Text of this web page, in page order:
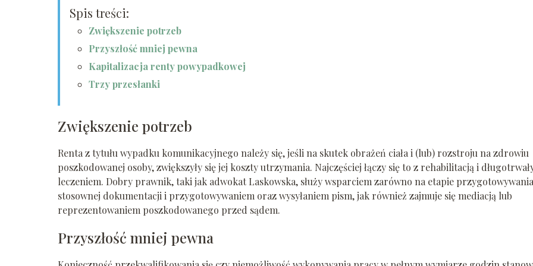
Spis treści:
Zwiększenie potrzeb
Przyszłość mniej pewna
Kapitalizacja renty powypadkowej
Trzy przesłanki
Zwiększenie potrzeb
Renta z tytułu wypadku komunikacyjnego należy się, jeśli na skutek obrażeń ciała i (lub) rozstroju na zdrowiu
poszkodowanej osoby, zwiększyły się jej koszty utrzymania. Najczęściej łączy się to z rehabilitacją i
leczeniem. Dobry prawnik, taki jak adwokat Laskowska, służy wsparciem zarówno na etapie przygotowywania
stosownej dokumentacji i przygotowywaniem oraz wysyłaniem pism, jak również zajmuje się mediacją lub
reprezentowaniem poszkodowanego przed sądem.
Przyszłość mniej pewna